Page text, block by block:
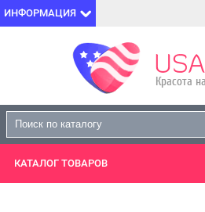
ИНФОРМАЦИЯ
КАТАЛОГ ТОВАРОВ